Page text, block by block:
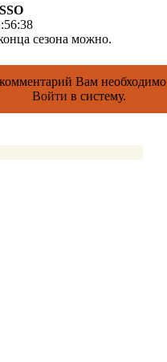
сезона можно.
Вам необходимо
Войти в систему.